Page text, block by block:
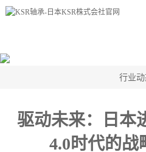
行业
驱动未来：日本
4.0时代的战